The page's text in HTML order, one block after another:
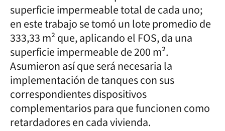
superficie impermeable total de cada uno;
en este trabajo se tomó un lote promedio de
333,33 m² que, aplicando el FOS, da una
superficie impermeable de 200 m².
Asumieron así que será necesaria la
implementación de tanques con sus
correspondientes dispositivos
complementarios para que funcionen como
retardadores en cada vivienda.